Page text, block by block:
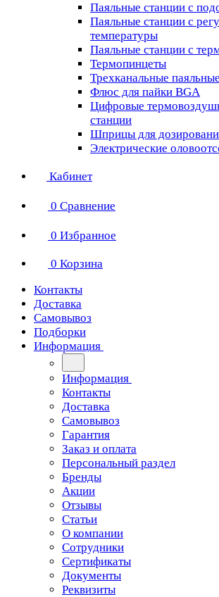
Паяльные станции с
Паяльные станции с
температуры
Паяльные станции с
Термопинцеты
Трехканальные
Флюс для пайки BGA
Цифровые
станции
Шприцы для
Электрические
Кабинет
0 Сравнение
0 Избранное
0 Корзина
Контакты
Доставка
Самовывоз
Подборки
Информация
Информация
Контакты
Доставка
Самовывоз
Гарантия
Заказ и оплата
Персональный раздел
Бренды
Акции
Отзывы
Статьи
О компании
Сотрудники
Сертификаты
Документы
Реквизиты